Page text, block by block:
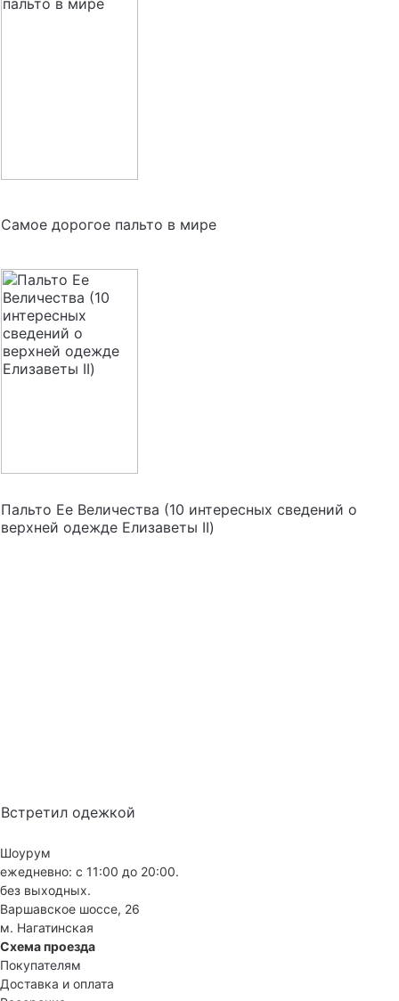
Самое дорогое пальто в мире
Пальто Ее Величества (10 интересных сведений о
верхней одежде Елизаветы II)
Встретил одежкой
Шоурум
ежедневно: с 11:00 до 20:00.
без выходных.
Варшавское шоссе, 26
м. Нагатинская
Схема проезда
Покупателям
Доставка и оплата